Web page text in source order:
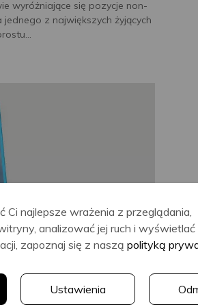
wyróżniające się pozycje non-
z największych żyjących
najlepsze wrażenia z przeglądania,
analizować jej ruch i
zapoznaj się z naszą polityką
Ustawienia